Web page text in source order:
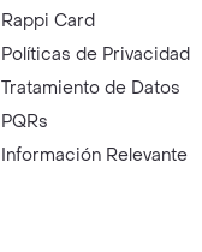
Rappi Card
Políticas de Privacidad
Tratamiento de Datos
PQRs
Información Relevante